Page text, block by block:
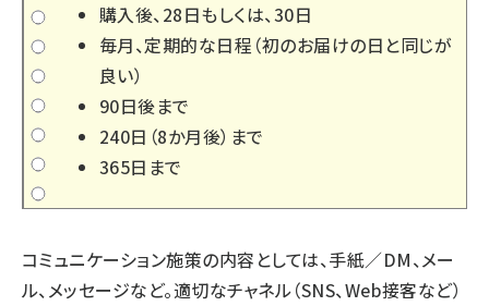
購入後、28日もしくは、30日
毎月、定期的な日程（初のお届けの日と同じが
良い）
90日後まで
240日（8か月後）まで
365日まで
コミュニケーション施策の内容としては、手紙／DM、メー
ル、メッセージなど。適切なチャネル（SNS、Web接客など）